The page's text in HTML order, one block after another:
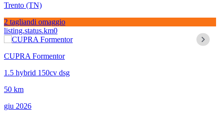
Trento (TN)
2 tagliandi omaggio
listing.status.km0
CUPRA Formentor
1.5 hybrid 150cv dsg
50 km
giu 2026